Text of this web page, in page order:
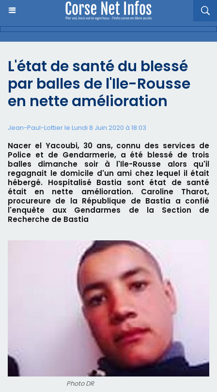
L'état de santé du blessé
par balles de l'Ile-Rousse
en nette amélioration
Jean-Paul-Lottier le Lundi 8 Juin 2020 à 18:03
Nacer el Yacoubi, 30 ans, connu des services de
Police et de Gendarmerie, a été blessé de trois
balles dimanche soir à l'Ile-Rousse alors qu'il
regagnait le domicile d'un ami chez lequel il était
hébergé. Hospitalisé Bastia sont état de santé
était en nette amélioration. Caroline Tharot,
procureure de la République de Bastia a confié
l'enquête aux Gendarmes de la Section de
Recherche de Bastia
Photo DR